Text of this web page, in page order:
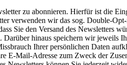
zu abonnieren. Hierfür ist die
verwenden wir das sog. Double-
Sie den Versand des Newsletters
Darüber hinaus speichern wir jeweils
Ihrer persönlichen Daten
E-Mail-Adresse zum Zweck der